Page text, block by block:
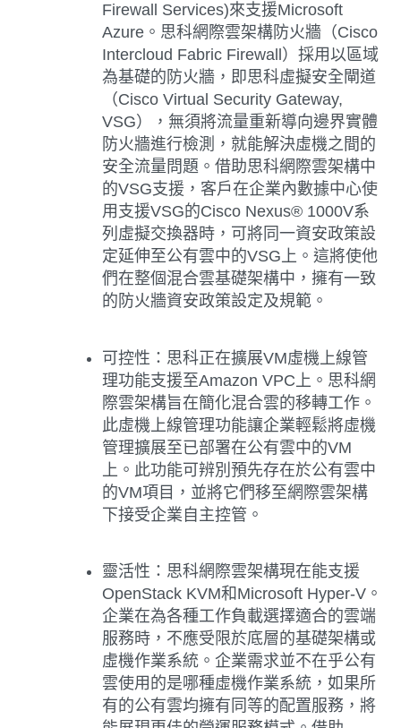
Firewall Services)來支援Microsoft
Azure。思科網際雲架構防火牆（Cisco
Intercloud Fabric Firewall）採用以區域
為基礎的防火牆，即思科虛擬安全閘道
（Cisco Virtual Security Gateway,
VSG），無須將流量重新導向邊界實體
防火牆進行檢測，就能解決虛機之間的
安全流量問題。借助思科網際雲架構中
的VSG支援，客戶在企業內數據中心使
用支援VSG的Cisco Nexus® 1000V系
列虛擬交換器時，可將同一資安政策設
定延伸至公有雲中的VSG上。這將使他
們在整個混合雲基礎架構中，擁有一致
的防火牆資安政策設定及規範。
可控性 ：思科正在擴展VM虛機上線管
理功能支援至Amazon VPC上。思科網
際雲架構旨在簡化混合雲的移轉工作。
此虛機上線管理功能讓企業輕鬆將虛機
管理擴展至已部署在公有雲中的VM
上。此功能可辨別預先存在於公有雲中
的VM項目，並將它們移至網際雲架構
下接受企業自主控管。
靈活性 ：思科網際雲架構現在能支援
OpenStack KVM和Microsoft Hyper-V。
企業在為各種工作負載選擇適合的雲端
服務時，不應受限於底層的基礎架構或
虛機作業系統。企業需求並不在乎公有
雲使用的是哪種虛機作業系統，如果所
有的公有雲均擁有同等的配置服務，將